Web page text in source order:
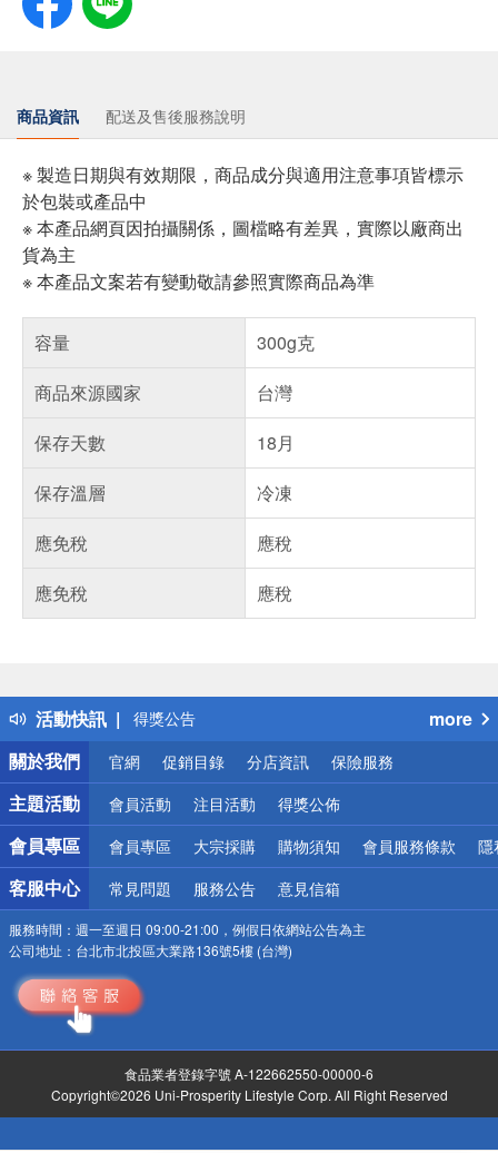
商品資訊 配送及售後服務說明
※ 製造日期與有效期限，商品成分與適用注意事項皆標示
於包裝或產品中
※ 本產品網頁因拍攝關係，圖檔略有差異，實際以廠商出
貨為主
※ 本產品文案若有變動敬請參照實際商品為準
容量
300g克
商品來源國家
台灣
保存天數
18月
保存溫層
冷凍
應免稅
應稅
應免稅
應稅
活動快訊
詐騙網頁！請小心！
得獎公告
熱門話題
銀行優惠
偏遠地區配送
詐騙網頁！請小心！
more
關於我們
官網 促銷目錄 分店資訊 保險服務
主題活動 會員活動 注目活動 得獎公佈
會員專區 會員專區 大宗採購 購物須知 會員服務條款 隱
客服中心 常見問題 服務公告 意見信箱
服務時間： 週一至週日 09:00-21:00，例假日依網站公告為主
公司地址： 台北市北投區大業路136號5樓 (台灣)
食品業者登錄字號 A-122662550-00000-6
Copyright©2026 Uni-Prosperity Lifestyle Corp. All Right Reserved